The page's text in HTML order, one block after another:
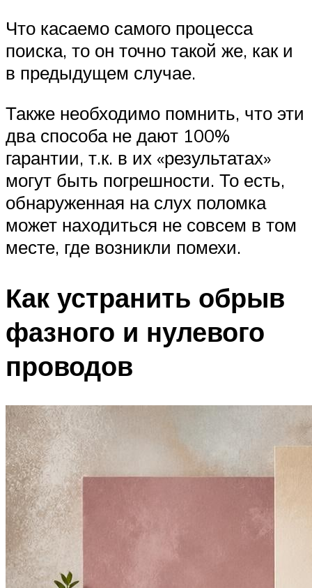
Что касаемо самого процесса
поиска, то он точно такой же, как и
в предыдущем случае.
Также необходимо помнить, что эти
два способа не дают 100%
гарантии, т.к. в их «результатах»
могут быть погрешности. То есть,
обнаруженная на слух поломка
может находиться не совсем в том
месте, где возникли помехи.
Как устранить обрыв
фазного и нулевого
проводов